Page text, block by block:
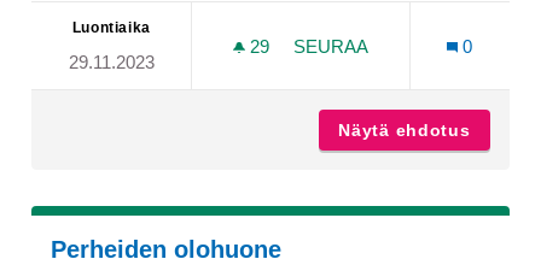
Luontiaika
29.11.2023
29 29 SEURAAJAA
SEURAA
0
Näytä ehdotus
Perheiden olohuone